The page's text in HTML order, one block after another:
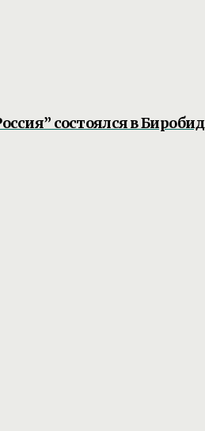
состоялся в